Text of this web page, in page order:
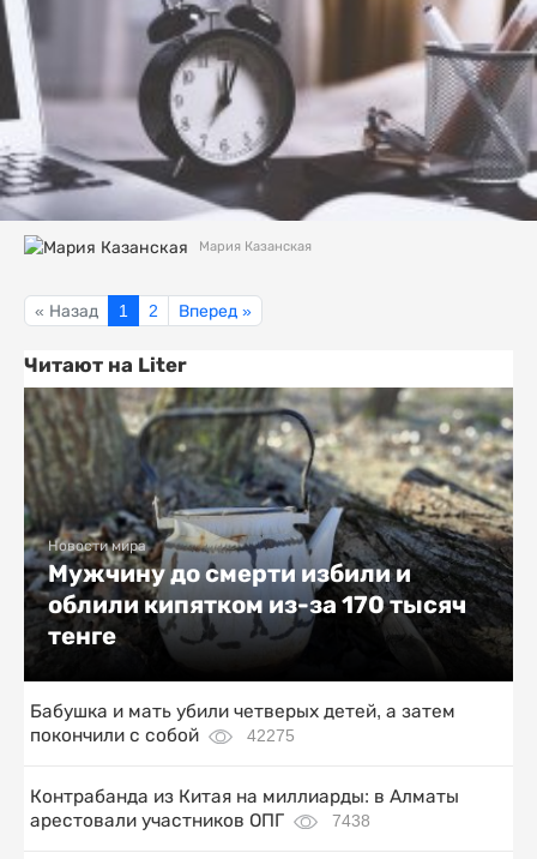
Мария Казанская
« Назад 1 2 Вперед »
Читают на Liter
Новости мира
Мужчину до смерти избили и
облили кипятком из-за 170 тысяч
тенге
Бабушка и мать убили четверых детей, а затем
покончили с собой
42275
Контрабанда из Китая на миллиарды: в Алматы
арестовали участников ОПГ
7438